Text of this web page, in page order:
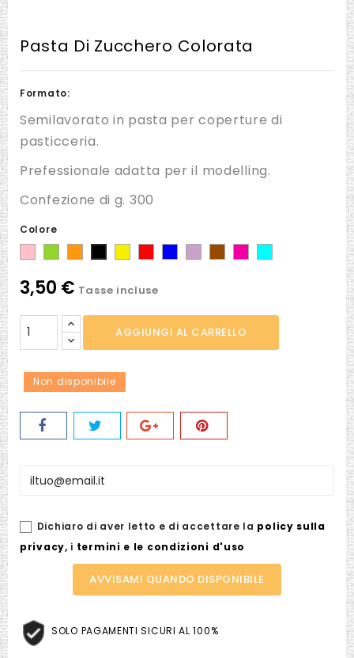
Pasta Di Zucchero Colorata
Formato:
Semilavorato in pasta per coperture di
pasticceria.
Prefessionale adatta per il modelling.
Confezione di g. 300
Colore
3,50 € Tasse incluse
AGGIUNGI AL CARRELLO
Non disponibile
Dichiaro di aver letto e di accettare la policy sulla
privacy, i termini e le condizioni d'uso
AVVISAMI QUANDO DISPONIBILE
SOLO PAGAMENTI SICURI AL 100%